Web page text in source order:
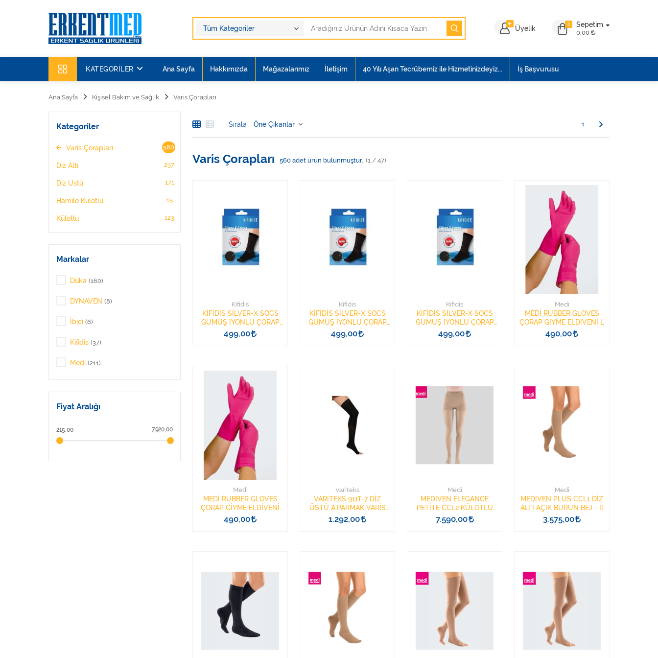
0 Sepetim
0,00
Üyelik
KATEGORILER Ana Sayfa Hakkımızda Mağazalarımız İletişim 40 Yılı Aşan Tecrübemiz ile Hizmetinizdeyiz... İş Başvurusu
Ana Sayfa Kişisel Bakım ve Sağlık Varis Çorapları
Sırala 1
Varis Çorapları 560 adet ürün bulunmuştur. (1 / 47)
Kifidis
KİFİDİS SİLVER-X SOCS
GÜMÜŞ İYONLU ÇORAP
NO:3 43-46 ANTRASİT
RENK
499,00
Kifidis
KİFİDİS SİLVER-X SOCS
GÜMÜŞ İYONLU ÇORAP
NO:2 39-42 ANTRASİT
RENK
499,00
Kifidis
KİFİDİS SİLVER-X SOCS
GÜMÜŞ İYONLU ÇORAP
NO:1 35-38 ANTRASİT
RENK
499,00
Medi
MEDİ RUBBER GLOVES
ÇORAP GİYME ELDİVENİ L
490,00
Medi
MEDİ RUBBER GLOVES
ÇORAP GİYME ELDİVENİ
M
490,00
Variteks
VARİTEKS 911T-7 DİZ
ÜSTÜ A.PARMAK VARİS
Ç.NO:7 SİYAH
1.292,00
Medi
MEDİVEN ELEGANCE
PETİTE CCL2 KÜLOTLU
KAPALI BURUN BEJ - I
7.590,00
Medi
MEDİVEN PLUS CCL1 DİZ
ALTI AÇIK BURUN BEJ - II
3.575,00
Kategoriler
Varis Çorapları 560
Diz Altı 237
Diz Üstü 171
Hamile Külotlu 15
Külotlu 123
Markalar
Duka (160)
DYNAVEN (8)
İbici (6)
Kifidis (37)
Medi (211)
Variteks(118)
Fiyat Aralığı
215,00 7.920,00